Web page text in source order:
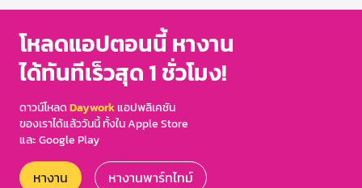
of
โหลดแอปตอนนี้ หางาน
ได้ทันทีเร็วสุด 1 ชั่วโมง!
ดาวน์โหลดDayworkแอปพลิเคชัน
ของเราได้แล้ววันนี้ ทั้งใน Apple Store
และ Google Play
หางาน หางานพาร์ทไทม์